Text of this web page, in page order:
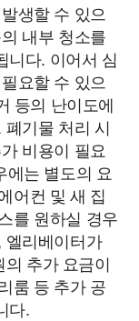
생할 수 있으
내부 청소를
니다. 이어서 심
요할 수 있으
등의 난이도에
기물 처리 시
비용이 필요
에는 별도의 요
어컨 및 새 집
를 원하실 경우
엘리베이터가
추가 요금이
룸 등 추가 공
다.